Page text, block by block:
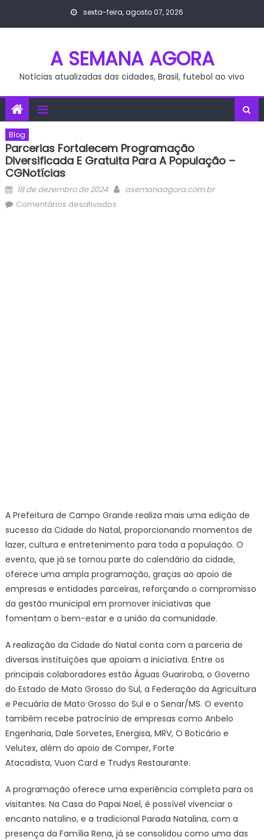
sexta-feira, agosto 07, 2026
A SEMANA AGORA
Notícias atualizadas das cidades, Brasil, futebol ao vivo
Blog
Parcerias Fortalecem Programação
Diversificada E Gratuita Para A População –
CGNotícias
Posted
on
18 de dezembro de 2024 Author
asemanaagora.com.br
Comentários desativadosem
A Prefeitura de Campo Grande realiza mais uma edição de
sucesso da Cidade do Natal, proporcionando momentos de
lazer, cultura e entretenimento para toda a população. O
evento, que já se tornou parte do calendário da cidade,
oferece uma ampla programação, graças ao apoio de
empresas e entidades parceiras, reforçando o compromisso
da gestão municipal em promover iniciativas que
fomentam o bem-estar e a união da comunidade.
A realização da Cidade do Natal conta com a parceria de
diversas instituições que apoiam a iniciativa. Entre os
principais colaboradores estão Águas Guariroba, o Governo
do Estado de Mato Grosso do Sul, a Federação da Agricultura
e Pecuária de Mato Grosso do Sul e o Senar/MS. O evento
também recebe patrocínio de empresas como Anbelo
Engenharia, Dale Sorvetes, Energisa, MRV, O Boticário e
Velutex, além do apoio de Comper, Forte
Atacadista, Vuon Card e Trudys Restaurante.
A programação oferece uma experiência completa para os
visitantes. Na Casa do Papai Noel, é possível vivenciar o
encanto natalino, e a tradicional Parada Natalina, com a
presença da Família Rena, já se consolidou como uma das